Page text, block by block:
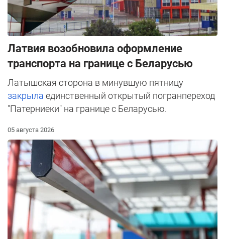
Латвия возобновила оформление
транспорта на границе с Беларусью
Латышская сторона в минувшую пятницу
закрыла единственный открытый погранпереход
"Патерниеки" на границе с Беларусью.
05 августа 2026